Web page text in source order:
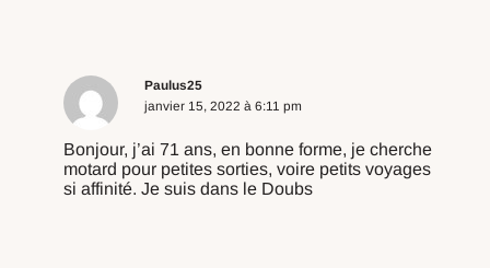
Paulus25
janvier 15, 2022 à 6:11 pm
Bonjour, j’ai 71 ans, en bonne forme, je cherche
motard pour petites sorties, voire petits voyages
si affinité. Je suis dans le Doubs